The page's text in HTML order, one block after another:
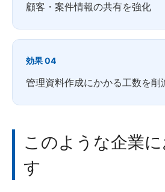
顧客・案件情報の共有を強化
効果 04
管理資料作成にかかる工数を削
このような企業
す